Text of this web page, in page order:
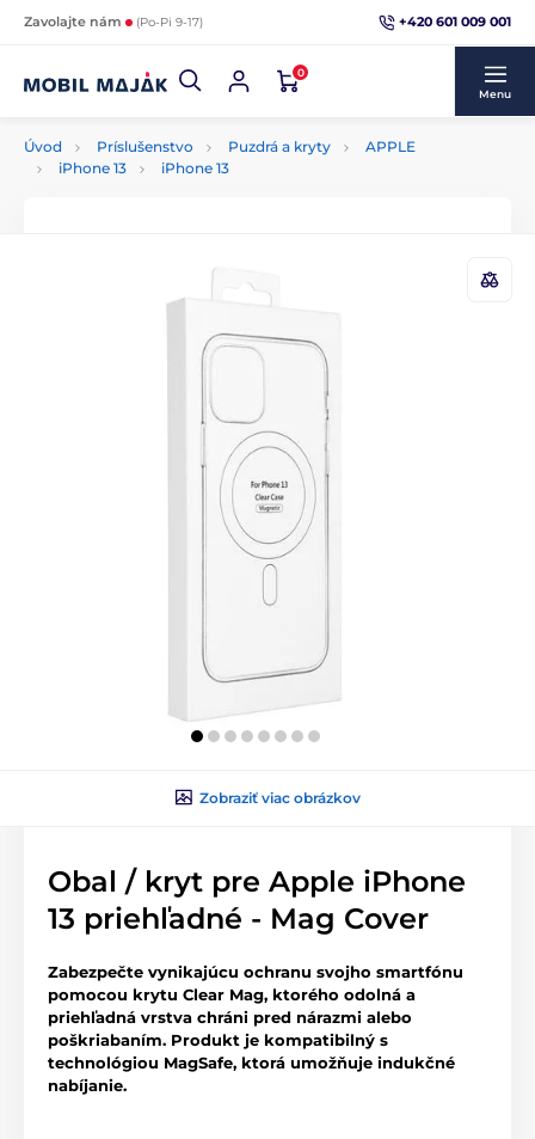
Zavolajte nám (Po-Pi 9-17) +420 601 009 001
0
Menu
Úvod Príslušenstvo Puzdrá a kryty
APPLE
iPhone 13
iPhone 13
Zobraziť viac obrázkov
Obal / kryt pre Apple iPhone
13 priehľadné - Mag Cover
Zabezpečte vynikajúcu ochranu svojho smartfónu
pomocou krytu Clear Mag, ktorého odolná a
priehľadná vrstva chráni pred nárazmi alebo
poškriabaním. Produkt je kompatibilný s
technológiou MagSafe, ktorá umožňuje indukčné
nabíjanie.